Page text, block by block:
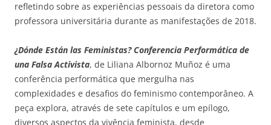
refletindo sobre as experiências pessoais da diretora como
professora universitária durante as manifestações de 2018.
¿Dónde Están las Feministas? Conferencia Performática de
una Falsa Activista, de Liliana Albornoz Muñoz é uma
conferência performática que mergulha nas
complexidades e desafios do feminismo contemporâneo. A
peça explora, através de sete capítulos e um epílogo,
diversos aspectos da vivência feminista, desde